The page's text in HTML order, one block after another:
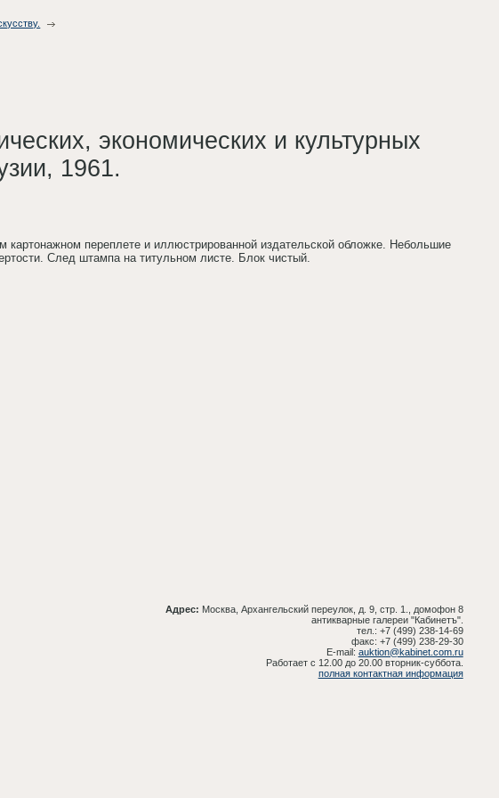
экономических и культурных
1961.
переплете и иллюстрированной издательской обложке. Небольшие
След штампа на титульном листе. Блок чистый.
Адрес: Москва, Архангельский переулок, д. 9, стр. 1., домофон 8
антикварные галереи "Кабинетъ".
тел.: +7 (499) 238-14-69
факс: +7 (499) 238-29-30
E-mail: auktion@kabinet.com.ru
Работает с 12.00 до 20.00 вторник-суббота.
полная контактная информация